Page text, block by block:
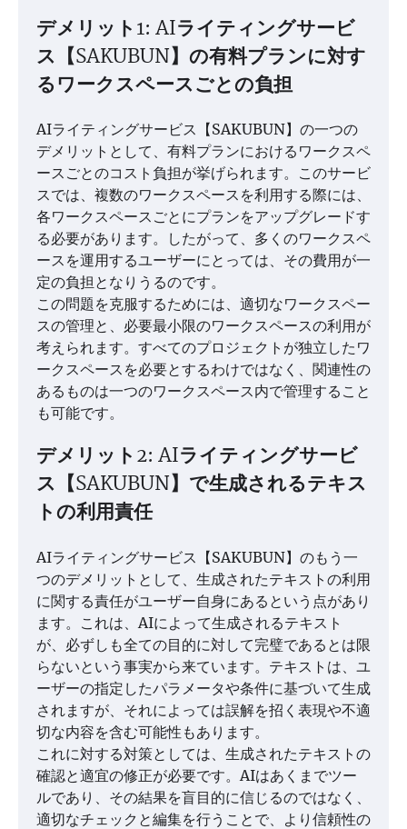
デメリット1: AIライティングサービ
ス【SAKUBUN】の有料プランに対す
るワークスペースごとの負担
AIライティングサービス【SAKUBUN】の一つの
デメリットとして、有料プランにおけるワークスペ
ースごとのコスト負担が挙げられます。このサービ
スでは、複数のワークスペースを利用する際には、
各ワークスペースごとにプランをアップグレードす
る必要があります。したがって、多くのワークスペ
ースを運用するユーザーにとっては、その費用が一
定の負担となりうるのです。
この問題を克服するためには、適切なワークスペー
スの管理と、必要最小限のワークスペースの利用が
考えられます。すべてのプロジェクトが独立したワ
ークスペースを必要とするわけではなく、関連性の
あるものは一つのワークスペース内で管理すること
も可能です。
デメリット2: AIライティングサービ
ス【SAKUBUN】で生成されるテキス
トの利用責任
AIライティングサービス【SAKUBUN】のもう一
つのデメリットとして、生成されたテキストの利用
に関する責任がユーザー自身にあるという点があり
ます。これは、AIによって生成されるテキスト
が、必ずしも全ての目的に対して完璧であるとは限
らないという事実から来ています。テキストは、ユ
ーザーの指定したパラメータや条件に基づいて生成
されますが、それによっては誤解を招く表現や不適
切な内容を含む可能性もあります。
これに対する対策としては、生成されたテキストの
確認と適宜の修正が必要です。AIはあくまでツー
ルであり、その結果を盲目的に信じるのではなく、
適切なチェックと編集を行うことで、より信頼性の